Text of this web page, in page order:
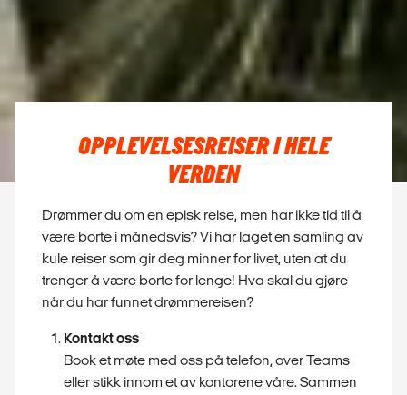
OPPLEVELSESREISER I HELE
VERDEN
Drømmer du om en episk reise, men har ikke tid til å
være borte i månedsvis? Vi har laget en samling av
kule reiser som gir deg minner for livet, uten at du
trenger å være borte for lenge! Hva skal du gjøre
når du har funnet drømmereisen?
Kontakt oss
Book et møte med oss på telefon, over Teams
eller stikk innom et av kontorene våre. Sammen